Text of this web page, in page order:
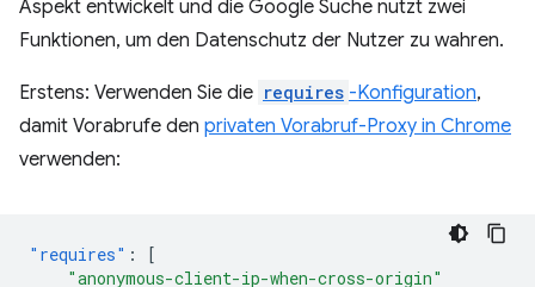
Aspekt entwickelt und die Google Suche nutzt zwei
Funktionen, um den Datenschutz der Nutzer zu wahren.
Erstens: Verwenden Sie die requires -Konfiguration,
damit Vorabrufe den privaten Vorabruf-Proxy in Chrome
verwenden:
"requires" :
[
"anonymous-client-ip-when-cross-origin"